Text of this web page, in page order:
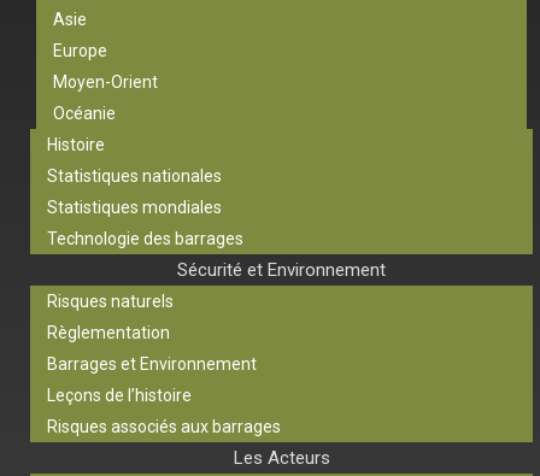
Asie
Europe
Moyen-Orient
Océanie
Histoire
Statistiques nationales
Statistiques mondiales
Technologie des barrages
Sécurité et Environnement
Risques naturels
Règlementation
Barrages et Environnement
Leçons de l’histoire
Risques associés aux barrages
Les Acteurs